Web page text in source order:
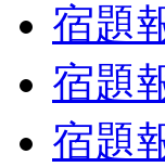
宿題
宿題
宿題